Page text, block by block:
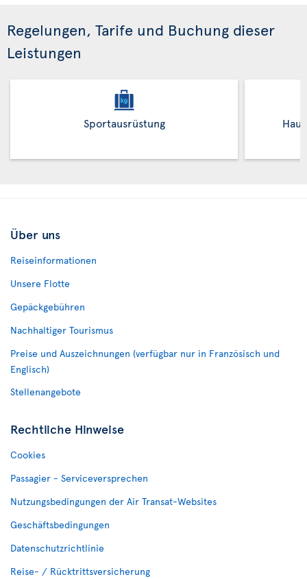
Regelungen, Tarife und Buchung dieser
Leistungen
Sportausrüstung
Über uns
Reiseinformationen
Unsere Flotte
Gepäckgebühren
Nachhaltiger Tourismus
Preise und Auszeichnungen (verfügbar nur in Französisch und
Englisch)
Stellenangebote
Rechtliche Hinweise
Cookies
Passagier - Serviceversprechen
Nutzungsbedingungen der Air Transat-Websites
Geschäftsbedingungen
Datenschutzrichtlinie
Reise- / Rücktrittsversicherung